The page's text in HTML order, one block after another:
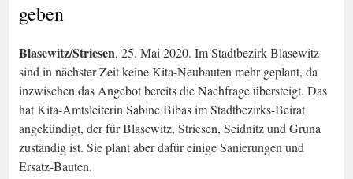
geben
Blasewitz/Striesen, 25. Mai 2020. Im Stadtbezirk Blasewitz
sind in nächster Zeit keine Kita-Neubauten mehr geplant, da
inzwischen das Angebot bereits die Nachfrage übersteigt. Das
hat Kita-Amtsleiterin Sabine Bibas im Stadtbezirks-Beirat
angekündigt, der für Blasewitz, Striesen, Seidnitz und Gruna
zuständig ist. Sie plant aber dafür einige Sanierungen und
Ersatz-Bauten.